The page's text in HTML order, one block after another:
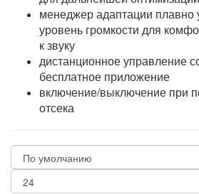
менеджер адаптации плавно
уровень громкости для
к звуку
дистанционное управление
бесплатное приложение
включение/выключение при
отсека